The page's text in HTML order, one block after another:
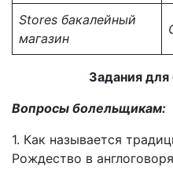
Stores бакалейный
магазин
Задания
Вопросы болельщикам:
1. Как называется
Рождество в